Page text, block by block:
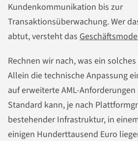
Kundenkommunikation bis zur
Transaktionsüberwachung. Wer
abtut, versteht das
Rechnen wir nach, was ein
Allein die technische Anpassung
auf erweiterte AML-Anforderungen
Standard kann, je nach
bestehender Infrastruktur, in
einigen Hunderttausend Euro